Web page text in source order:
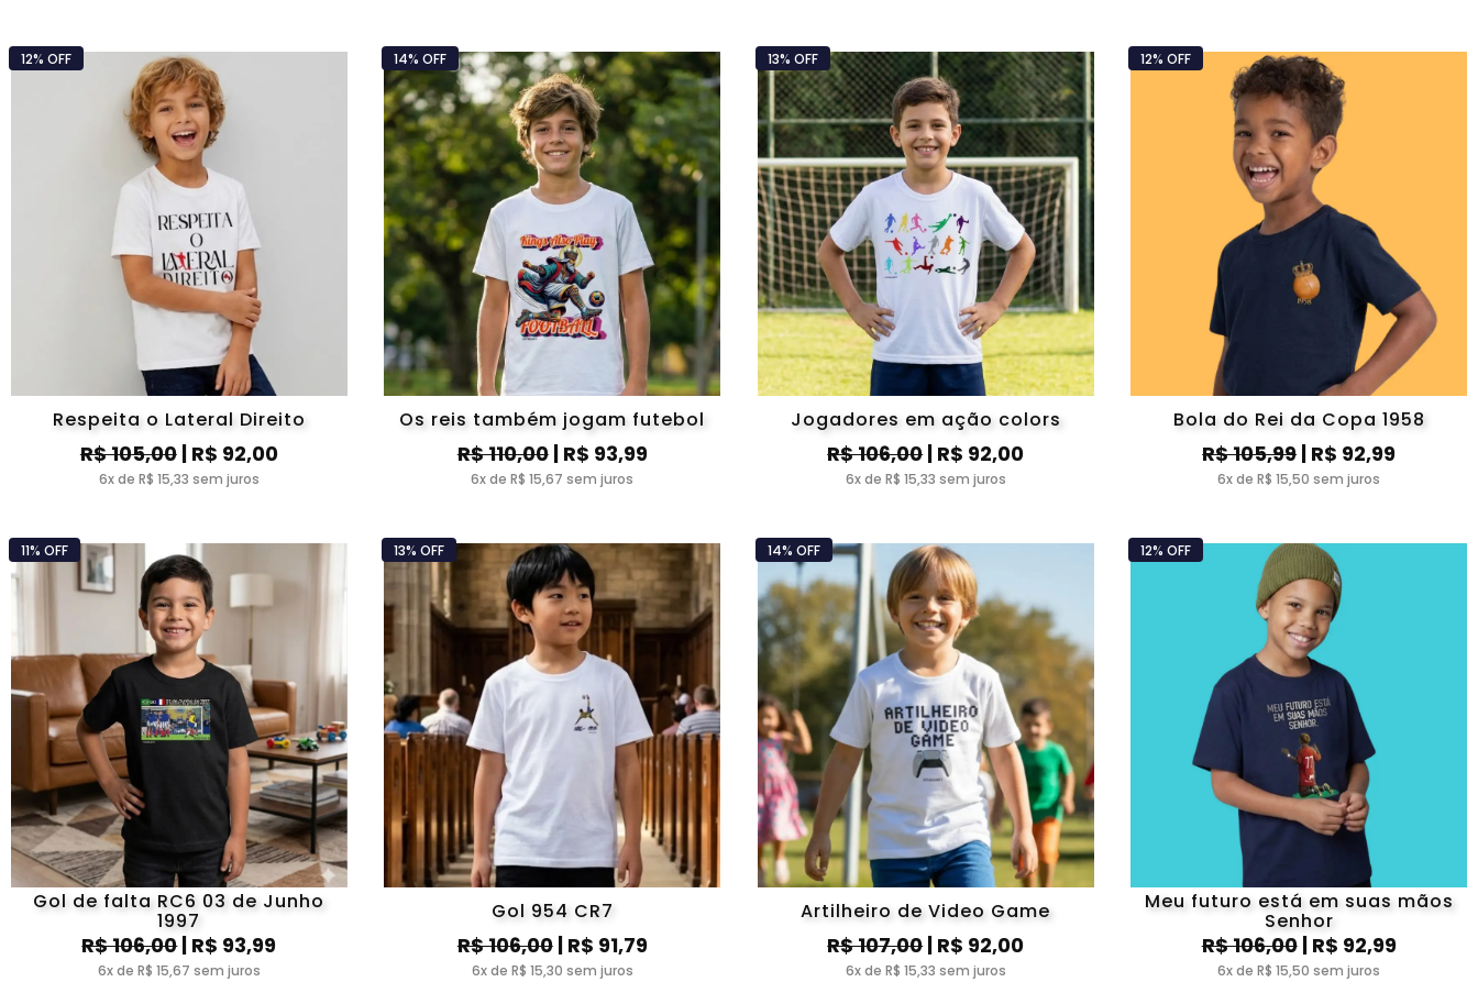
Respeita o Lateral Direito
R$ 105,00| R$ 92,00
6x de R$ 15,33 sem juros
12% OFF
Os reis também jogam futebol
R$ 110,00| R$ 93,99
6x de R$ 15,67 sem juros
14% OFF
Jogadores em ação colors
R$ 106,00| R$ 92,00
6x de R$ 15,33 sem juros
13% OFF
Bola do Rei da Copa 1958
R$ 105,99| R$ 92,99
6x de R$ 15,50 sem juros
12% OFF
Gol de falta RC6 03 de Junho
1997
R$ 106,00| R$ 93,99
6x de R$ 15,67 sem juros
11% OFF
Gol 954 CR7
R$ 106,00| R$ 91,79
6x de R$ 15,30 sem juros
13% OFF
Artilheiro de Video Game
R$ 107,00| R$ 92,00
6x de R$ 15,33 sem juros
14% OFF
Meu futuro está em suas mãos
Senhor
R$ 106,00| R$ 92,99
6x de R$ 15,50 sem juros
12% OFF